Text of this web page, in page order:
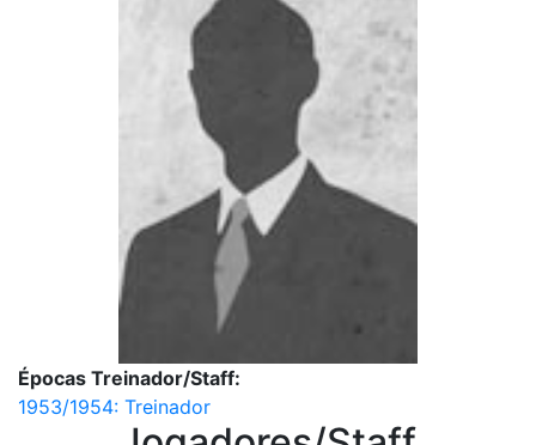
Épocas Treinador/Staff:
1953/1954: Treinador